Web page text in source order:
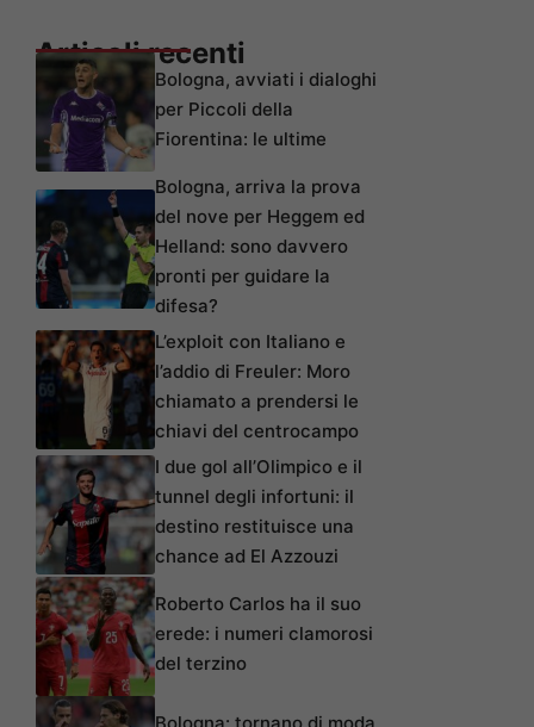
Articoli recenti
Bologna, avviati i dialoghi
per Piccoli della
Fiorentina: le ultime
Bologna, arriva la prova
del nove per Heggem ed
Helland: sono davvero
pronti per guidare la
difesa?
L’exploit con Italiano e
l’addio di Freuler: Moro
chiamato a prendersi le
chiavi del centrocampo
I due gol all’Olimpico e il
tunnel degli infortuni: il
destino restituisce una
chance ad El Azzouzi
Roberto Carlos ha il suo
erede: i numeri clamorosi
del terzino